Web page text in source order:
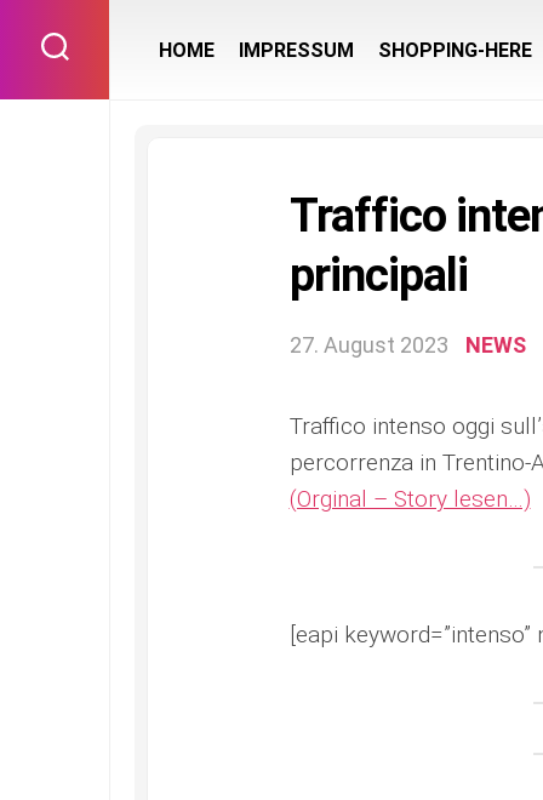
content
HOME IMPRESSUM SHOPPING-HERE
Traffico
principali
27. August 2023 NEWS
Traffico intenso oggi
percorrenza in
(Orginal – Story lesen…)
[eapi keyword=”intenso”